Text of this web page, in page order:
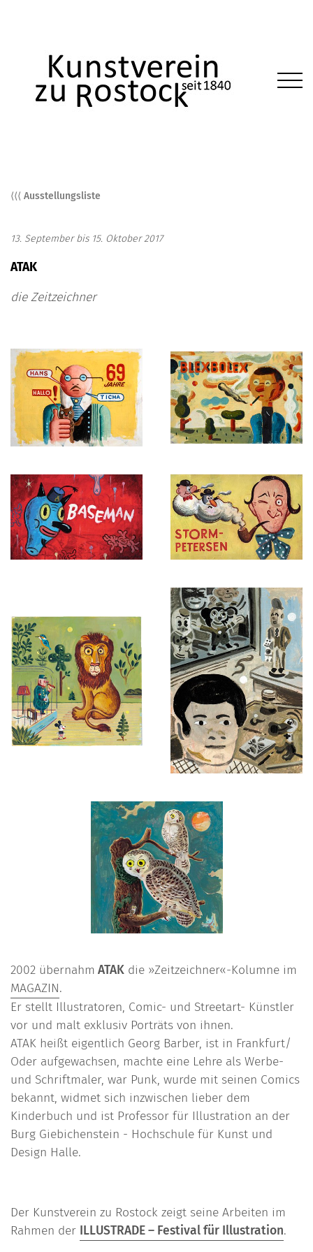
⟨⟨⟨ Ausstellungsliste
13. September bis 15. Oktober 2017
ATAK
die Zeitzeichner
2002 übernahm ATAK die »Zeitzeichner«-Kolumne im
MAGAZIN.
Er stellt Illustratoren, Comic- und Streetart- Künstler
vor und malt exklusiv Porträts von ihnen.
ATAK heißt eigentlich Georg Barber, ist in Frankfurt/
Oder aufgewachsen, machte eine Lehre als Werbe-
und Schriftmaler, war Punk, wurde mit seinen Comics
bekannt, widmet sich inzwischen lieber dem
Kinderbuch und ist Professor für Illustration an der
Burg Giebichenstein - Hochschule für Kunst und
Design Halle.
Der Kunstverein zu Rostock zeigt seine Arbeiten im
Rahmen der ILLUSTRADE – Festival für Illustration.